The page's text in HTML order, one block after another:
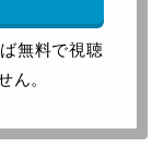
無料で視聴
ん。